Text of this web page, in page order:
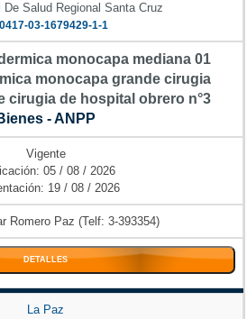
De Salud Regional Santa Cruz
03-1679429-1-1
monocapa mediana 01
monocapa grande cirugia
cirugia de hospital obrero n°3
- ANPP
Vigente
05 / 08 / 2026
19 / 08 / 2026
Romero Paz (Telf: 3-393354)
DETALLES
La Paz